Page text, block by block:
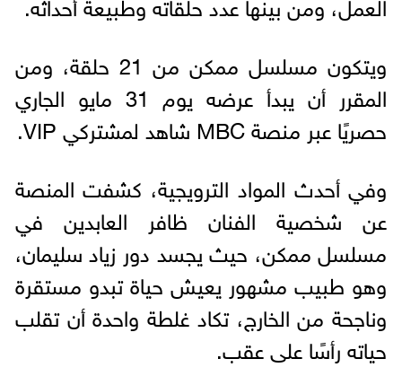
ويتكون مسلسل ممكن من 21 حلقة، ومن
المقرر أن يبدأ عرضه يوم 31 مايو الجاري
حصريًا عبر منصة MBC شاهد لمشتركي VIP.
وفي أحدث المواد الترويجية، كشفت المنصة
عن شخصية الفنان ظافر العابدين في
مسلسل ممكن، حيث يجسد دور زياد سليمان،
وهو طبيب مشهور يعيش حياة تبدو مستقرة
وناجحة من الخارج، تكاد غلطة واحدة أن تقلب
حياته رأسًا على عقب.